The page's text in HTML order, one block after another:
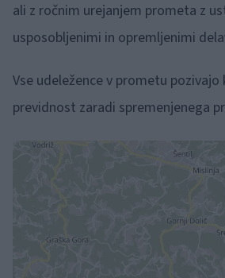
ali z ročnim urejanjem prometa z
usposobljenimi in opremljenimi
Vse udeležence v prometu
previdnost zaradi spremenjenega